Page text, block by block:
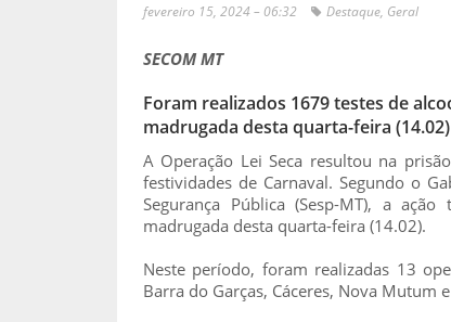
fevereiro 15, 2024 – 06:32 Destaque, Geral
SECOM MT
Foram realizados 1679 testes de
madrugada desta quarta-feira (14.02)
A Operação Lei Seca resultou na
festividades de Carnaval. Segundo o
Segurança Pública (Sesp-MT), a
madrugada desta quarta-feira (14.02).
Neste período, foram realizadas 13
Barra do Garças, Cáceres, Nova Mutum